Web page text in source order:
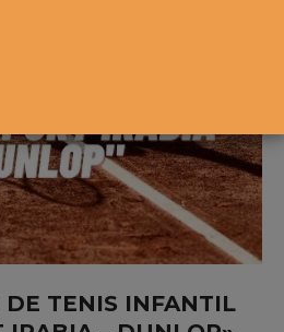
DE TENIS INFANTIL